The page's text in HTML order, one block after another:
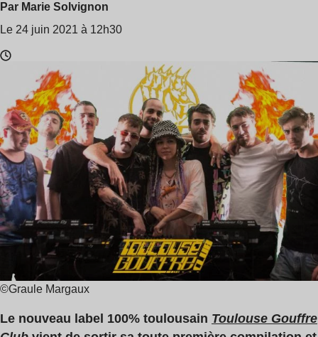
Par Marie Solvignon
Le 24 juin 2021 à 12h30
lecture
6
min
©Graule Margaux
Le nouveau label 100% toulousain Toulouse Gouffre